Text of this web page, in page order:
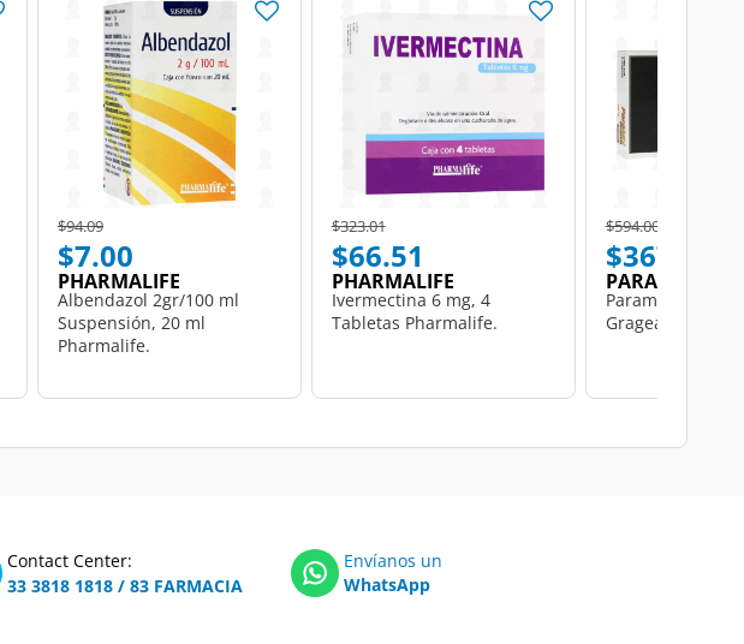
Price reduced from
$94.09to
$7.00
PHARMALIFE
Albendazol 2gr/100 ml
Suspensión, 20 ml
Pharmalife.
Price reduced from
$323.01to
$66.51
PHARMALIFE
Ivermectina 6 mg, 4
Tabletas Pharmalife.
Price reduced from
$594.00
$367.51
PARAMIX
Paramix 500 mg,
Grageas.
Contact Center:
33 3818 1818 / 83 FARMACIA
Envíanos un
WhatsApp